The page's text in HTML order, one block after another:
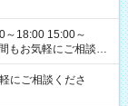
にご相談くださ